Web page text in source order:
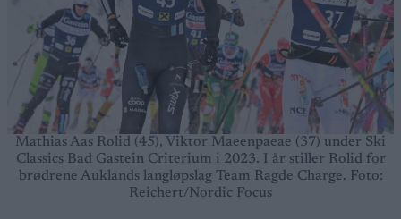
Mathias Aas Rolid (45), Viktor Maeenpaeae (37) under Ski
Classics Bad Gastein Criterium i 2023. I år stiller Rolid for
brødrene Auklands langløpslag Team Ragde Charge. Foto:
Reichert/Nordic Focus